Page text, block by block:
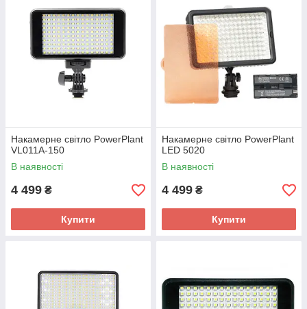
Накамерне світло PowerPlant
VL011A-150
В наявності
4 499 ₴
Купити
Накамерне світло PowerPlant
LED 5020
В наявності
4 499 ₴
Купити